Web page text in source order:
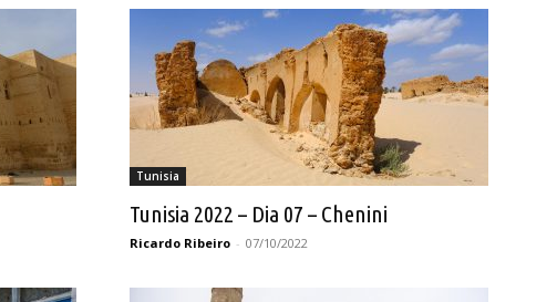
Tunisia
Tunisia 2022 – Dia 07 – Chenini
Ricardo Ribeiro - 07/10/2022